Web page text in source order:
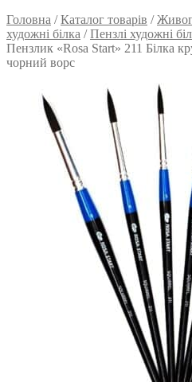
Головна /Каталог товарів /
художні білка /Пензлі художні
Пензлик «Rosa Start» 211 Білка
чорний ворс